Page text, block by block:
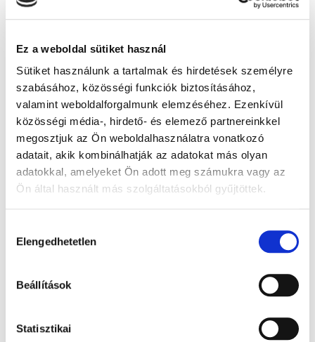
Ez a weboldal sütiket használ
Sütiket használunk a tartalmak és hirdetések személyre
szabásához, közösségi funkciók biztosításához,
valamint weboldalforgalmunk elemzéséhez. Ezenkívül
közösségi média-, hirdető- és elemező partnereinkkel
megosztjuk az Ön weboldalhasználatra vonatkozó
adatait, akik kombinálhatják az adatokat más olyan
adatokkal, amelyeket Ön adott meg számukra vagy az
Ön által használt más szolgáltatásokból gyűjtöttek.
kiválasztása
Elengedhetetlen
Beállítások
Statisztikai
Fali méregszekrény, fehér - 50x70x30 cm,
1x